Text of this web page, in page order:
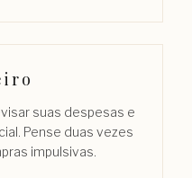
suas despesas e
Pense duas vezes
impulsivas.